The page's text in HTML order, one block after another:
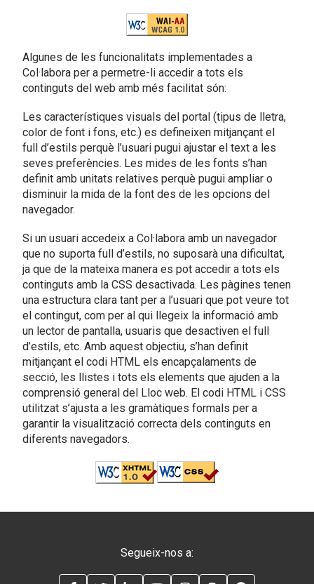
Algunes de les funcionalitats implementades a
Col·labora per a permetre-li accedir a tots els
continguts del web amb més facilitat són:
Les característiques visuals del portal (tipus de lletra,
color de font i fons, etc.) es defineixen mitjançant el
full d’estils perquè l’usuari pugui ajustar el text a les
seves preferències. Les mides de les fonts s’han
definit amb unitats relatives perquè pugui ampliar o
disminuir la mida de la font des de les opcions del
navegador.
Si un usuari accedeix a Col·labora amb un navegador
que no suporta full d’estils, no suposarà una dificultat,
ja que de la mateixa manera es pot accedir a tots els
continguts amb la CSS desactivada. Les pàgines tenen
una estructura clara tant per a l’usuari que pot veure tot
el contingut, com per al qui llegeix la informació amb
un lector de pantalla, usuaris que desactiven el full
d’estils, etc. Amb aquest objectiu, s’han definit
mitjançant el codi HTML els encapçalaments de
secció, les llistes i tots els elements que ajuden a la
comprensió general del Lloc web. El codi HTML i CSS
utilitzat s’ajusta a les gramàtiques formals per a
garantir la visualització correcta dels continguts en
diferents navegadors.
Segueix-nos a: